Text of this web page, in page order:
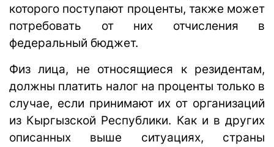
которого поступают проценты, также может
потребовать от них отчисления в
федеральный бюджет.
Физ лица, не относящиеся к резидентам,
должны платить налог на проценты только в
случае, если принимают их от организаций
из Кыргызской Республики. Как и в других
описанных выше ситуациях, страны